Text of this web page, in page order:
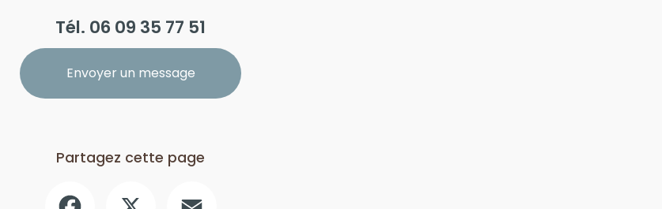
Tél. 06 09 35 77 51
Envoyer un message
Partagez cette page